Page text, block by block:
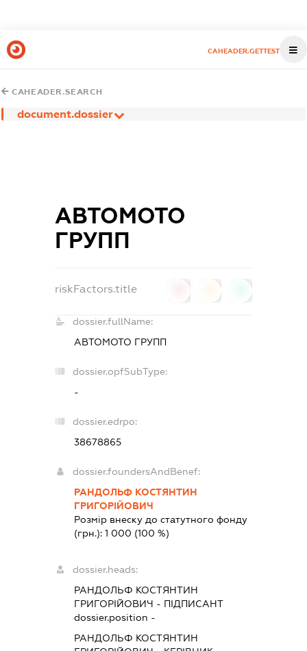
CAHEADER.GETTEST
CAHEADER.SEARCH
document.dossier
АВТОМОТО
ГРУПП
riskFactors.title
dossier.fullName:
АВТОМОТО ГРУПП
dossier.opfSubType:
-
dossier.edrpo:
38678865
dossier.foundersAndBenef:
РАНДОЛЬФ КОСТЯНТИН
ГРИГОРІЙОВИЧ
Розмір внеску до статутного фонду
(грн.): 1 000 (100 %)
dossier.heads:
РАНДОЛЬФ КОСТЯНТИН
ГРИГОРІЙОВИЧ - ПІДПИСАНТ
dossier.position -
РАНДОЛЬФ КОСТЯНТИН